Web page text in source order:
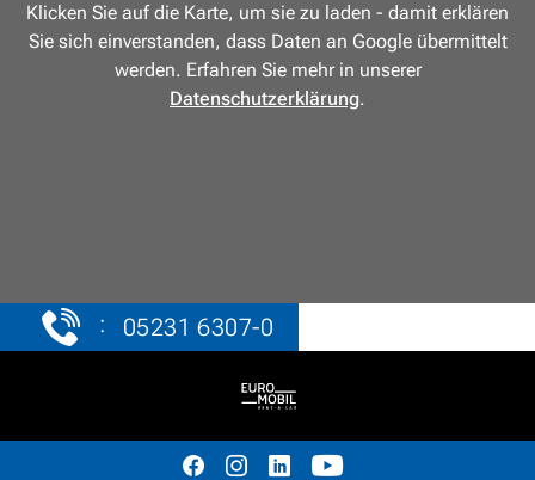
Klicken Sie auf die Karte, um sie zu laden - damit erklären
Sie sich einverstanden, dass Daten an Google übermittelt
werden. Erfahren Sie mehr in unserer
Datenschutzerklärung.
: 05231 6307-0